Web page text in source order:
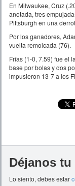
En Milwaukee, Cruz
anotada, tres
Pittsburgh en una
Por los ganadores,
vuelta remolcada (76).
Frías (1-0, 7.59) fue el
base por bolas y dos
impusieron 13-7 a los
Déjanos
Lo siento, debes estar